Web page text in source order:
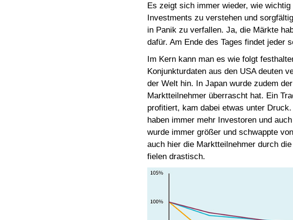
Es zeigt sich immer wieder, wie
Investments zu verstehen und
in Panik zu verfallen. Ja, die Märkte
dafür. Am Ende des Tages findet jeder
Im Kern kann man es wie folgt
Konjunkturdaten aus den USA deuten
der Welt hin. In Japan wurde zudem
Marktteilnehmer überrascht hat. Ein
profitiert, kam dabei etwas unter
haben immer mehr Investoren und
wurde immer größer und schwappte
auch hier die Marktteilnehmer durch
fielen drastisch.